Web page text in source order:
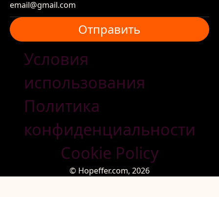
Отправить Отправить
© Hopeffer.com, 2026
Условия
использования
Политика
конфиденциальности
Cookie Policy